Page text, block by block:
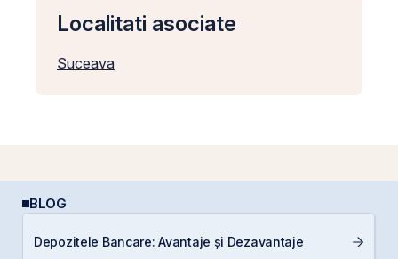
Localitati asociate
Suceava
BLOG
Depozitele Bancare: Avantaje și Dezavantaje